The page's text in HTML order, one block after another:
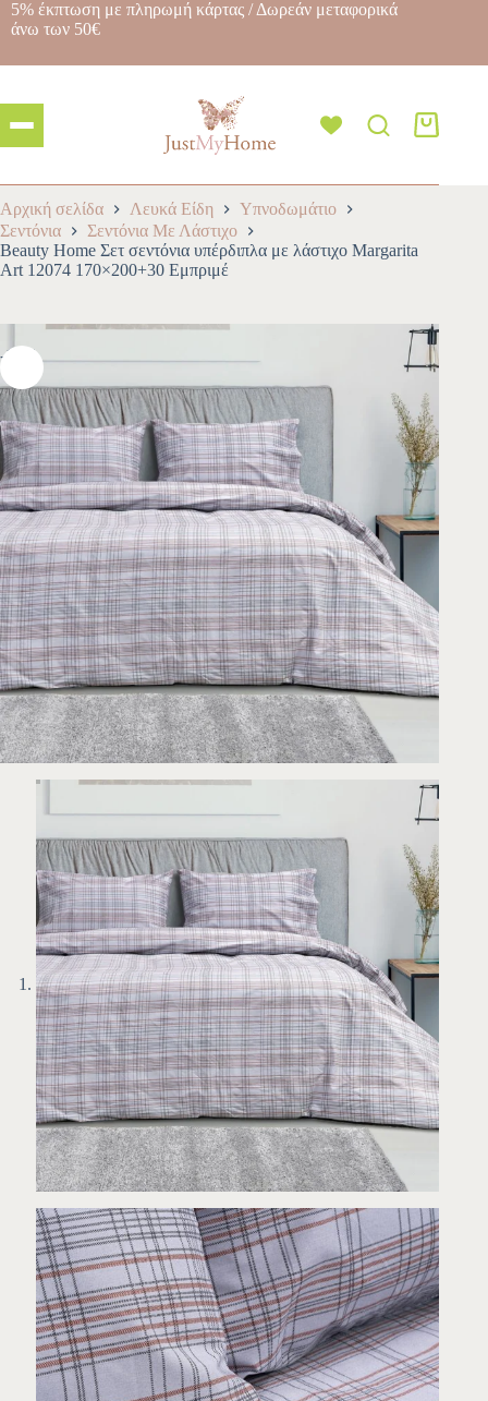
5% έκπτωση με πληρωμή κάρτας / Δωρεάν μεταφορικά
άνω των 50€
Αρχική σελίδα Λευκά Είδη
Υπνοδωμάτιο
Σεντόνια
Σεντόνια Με Λάστιχο
Beauty Home Σετ σεντόνια υπέρδιπλα με λάστιχο Margarita
Art 12074 170×200+30 Εμπριμέ
-10%